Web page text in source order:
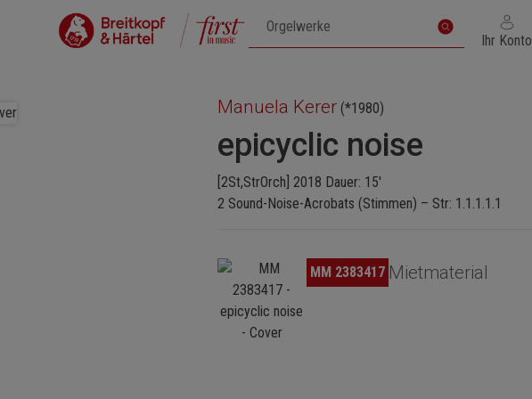
Ihr Konto
Manuela Kerer (*1980)
epicyclic noise
[2St,StrOrch] 2018 Dauer: 15'
2 Sound-Noise-Acrobats (Stimmen) – Str: 1.1.1.1.1
Bildergalerie überspringen
MM 2383417 Mietmaterial